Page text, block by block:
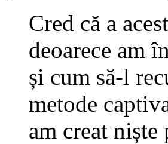
Cred că a
deoarece am
și cum să-l
metode
am creat